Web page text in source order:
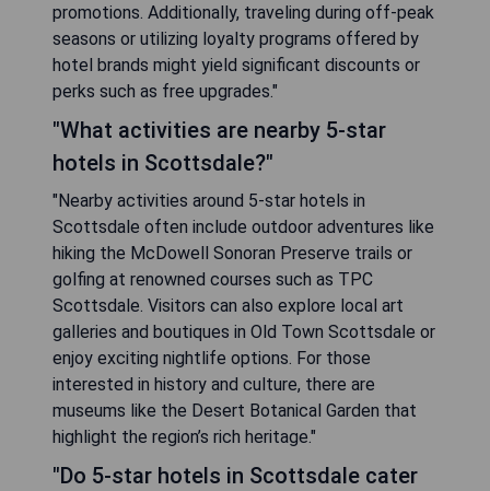
promotions. Additionally, traveling during off-peak
seasons or utilizing loyalty programs offered by
hotel brands might yield significant discounts or
perks such as free upgrades."
"What activities are nearby 5-star
hotels in Scottsdale?"
"Nearby activities around 5-star hotels in
Scottsdale often include outdoor adventures like
hiking the McDowell Sonoran Preserve trails or
golfing at renowned courses such as TPC
Scottsdale. Visitors can also explore local art
galleries and boutiques in Old Town Scottsdale or
enjoy exciting nightlife options. For those
interested in history and culture, there are
museums like the Desert Botanical Garden that
highlight the region’s rich heritage."
"Do 5-star hotels in Scottsdale cater